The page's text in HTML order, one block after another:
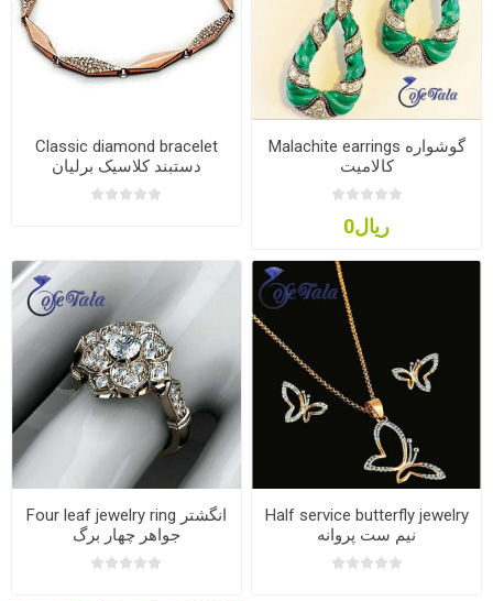
Classic diamond bracelet
دستبند کلاسیک برلیان
Malachite earrings گوشواره
کالامیت
ریال0
Four leaf jewelry ring انگشتر
جواهر چهار برگ
Half service butterfly jewelry
نیم ست پروانه